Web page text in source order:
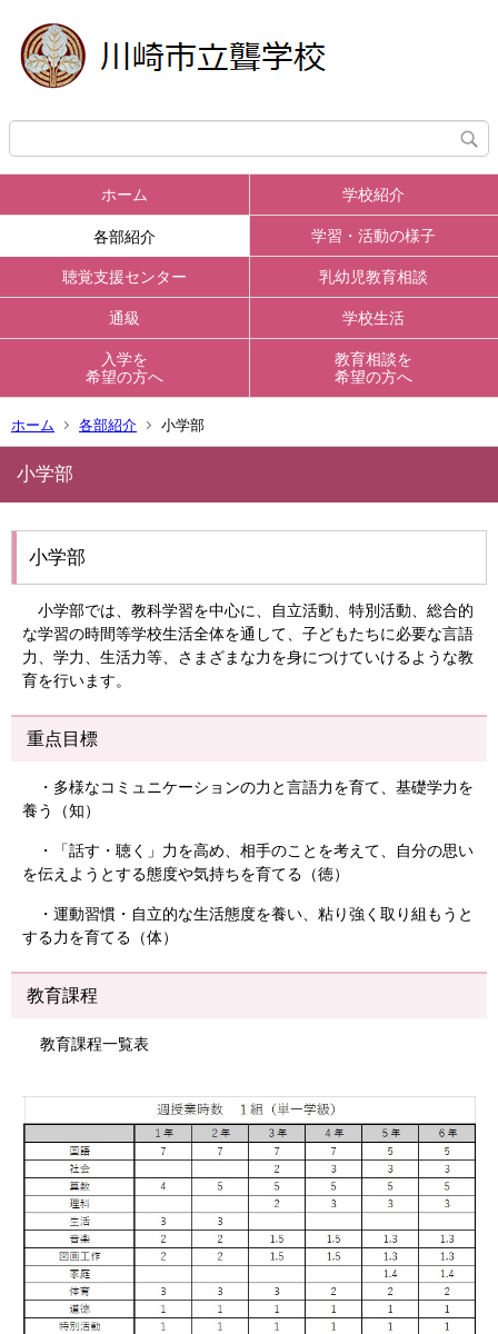
ホーム 学校紹介
各部紹介 学習・活動の様子
聴覚支援センター 乳幼児教育相談
通級 学校生活
入学を
希望の方へ
教育相談を
希望の方へ
ホーム 各部紹介 小学部
小学部
小学部
小学部では、教科学習を中心に、自立活動、特別活動、総合的
な学習の時間等学校生活全体を通して、子どもたちに必要な言語
力、学力、生活力等、さまざまな力を身につけていけるような教
育を行います。
重点目標
・多様なコミュニケーションの力と言語力を育て、基礎学力を
養う（知）
・「話す・聴く」力を高め、相手のことを考えて、自分の思い
を伝えようとする態度や気持ちを育てる（徳）
・運動習慣・自立的な生活態度を養い、粘り強く取り組もうと
する力を育てる（体）
教育課程
教育課程一覧表